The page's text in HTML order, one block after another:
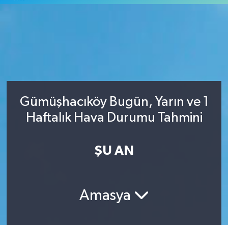
Gümüşhacıköy Bugün, Yarın ve 1
Haftalık Hava Durumu Tahmini
ŞU AN
Amasya
Siyaset
Ekonomi
Son Dakika Haberleri
Haber Arşivi